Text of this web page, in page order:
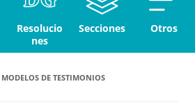
Resolucio
nes
Secciones Otros
MODELOS DE TESTIMONIOS